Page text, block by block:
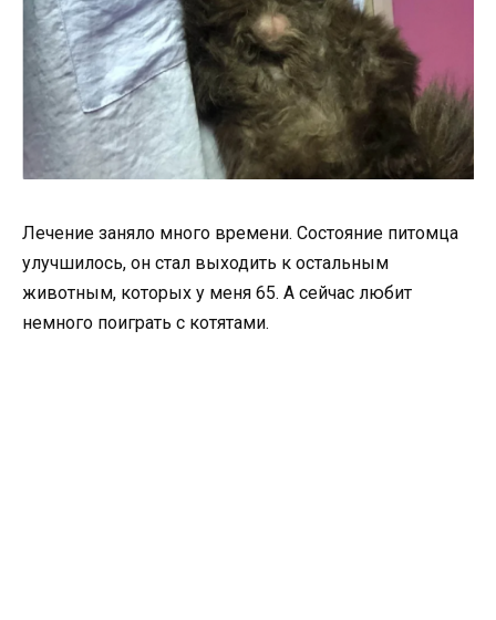
Лечение заняло много времени. Состояние питомца
улучшилось, он стал выходить к остальным
животным, которых у меня 65. А сейчас любит
немного поиграть с котятами.